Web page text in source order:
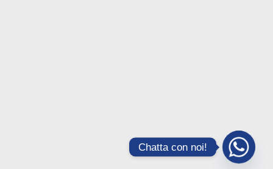
Chatta con noi!